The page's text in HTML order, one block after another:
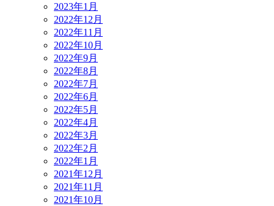
2023年1月
2022年12月
2022年11月
2022年10月
2022年9月
2022年8月
2022年7月
2022年6月
2022年5月
2022年4月
2022年3月
2022年2月
2022年1月
2021年12月
2021年11月
2021年10月